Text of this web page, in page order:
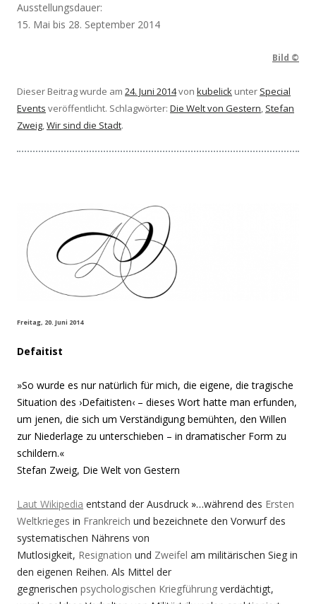
Ausstellungsdauer:
15. Mai bis 28. September 2014
Bild ©
Dieser Beitrag wurde am 24. Juni 2014von kubelick unter Special
Events veröffentlicht. Schlagwörter: Die Welt von Gestern, Stefan
Zweig,Wir sind die Stadt.
Freitag, 20. Juni 2014
Defaitist
»So wurde es nur natürlich für mich, die eigene, die tragische
Situation des ›Defaitisten‹ – dieses Wort hatte man erfunden,
um jenen, die sich um Verständigung bemühten, den Willen
zur Niederlage zu unterschieben – in dramatischer Form zu
schildern.«
Stefan Zweig, Die Welt von Gestern
Laut Wikipedia entstand der Ausdruck »…während des Ersten
Weltkrieges in Frankreich und bezeichnete den Vorwurf des
systematischen Nährens von
Mutlosigkeit, Resignation und Zweifel am militärischen Sieg in
den eigenen Reihen. Als Mittel der
gegnerischen psychologischen Kriegführung verdächtigt,